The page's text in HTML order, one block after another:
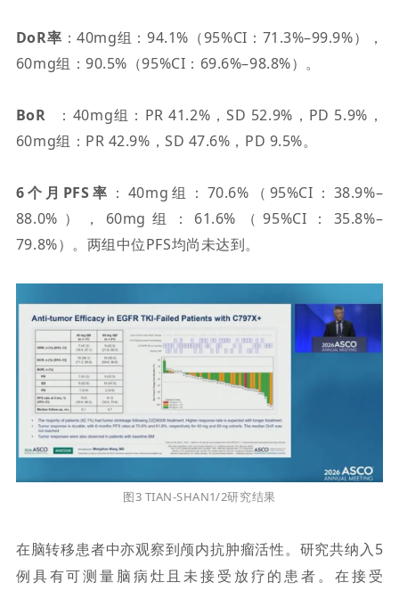
DoR率 ：40mg组：94.1%（95%CI：71.3%–99.9%），
60mg组：90.5%（95%CI：69.6%–98.8%）。
BoR ： 40mg组：PR 41.2%，SD 52.9%，PD 5.9%，
60mg组：PR 42.9%，SD 47.6%，PD 9.5%。
6个月PFS率 ： 40mg组：70.6%（95%CI：38.9%–
88.0%），60mg组：61.6%（95%CI：35.8%–
79.8%）。两组中位PFS均尚未达到。
图3 TIAN-SHAN1/2研究结果
在脑转移患者中亦观察到颅内抗肿瘤活性。 研究共纳入5
例具有可测量脑病灶且未接受放疗的患者。在接受